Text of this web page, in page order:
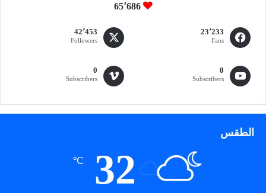
س
ت
و
65٬686
23٬233
Fans
42٬453
Followers
0
Subscribers
0
Subscribers
الطقس
32
℃